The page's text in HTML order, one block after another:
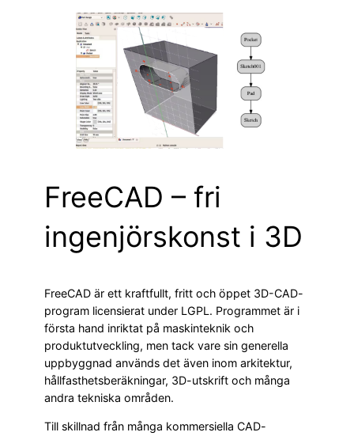
FreeCAD – fri
ingenjörskonst i 3D
FreeCAD är ett kraftfullt, fritt och öppet 3D-CAD-
program licensierat under LGPL. Programmet är i
första hand inriktat på maskinteknik och
produktutveckling, men tack vare sin generella
uppbyggnad används det även inom arkitektur,
hållfasthetsberäkningar, 3D-utskrift och många
andra tekniska områden.
Till skillnad från många kommersiella CAD-